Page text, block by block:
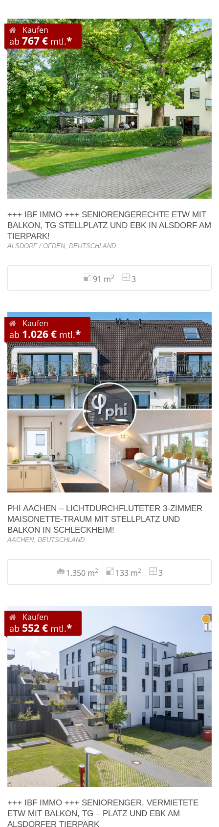
Kaufen
ab 767 € mtl.*
+++ IBF IMMO +++ SENIORENGERECHTE ETW MIT
BALKON, TG STELLPLATZ UND EBK IN ALSDORF AM
TIERPARK!
ALSDORF / OFDEN, DEUTSCHLAND
91 m2 3
Kaufen
ab 1.026 € mtl.*
PHI AACHEN – LICHTDURCHFLUTETER 3-ZIMMER
MAISONETTE-TRAUM MIT STELLPLATZ UND
BALKON IN SCHLECKHEIM!
AACHEN, DEUTSCHLAND
1.350 m2 133 m2 3
Kaufen
ab 552 € mtl.*
+++ IBF IMMO +++ SENIORENGER. VERMIETETE
ETW MIT BALKON, TG – PLATZ UND EBK AM
ALSDORFER TIERPARK